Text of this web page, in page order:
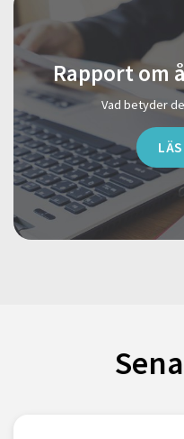
Rapport om
Vad betyder